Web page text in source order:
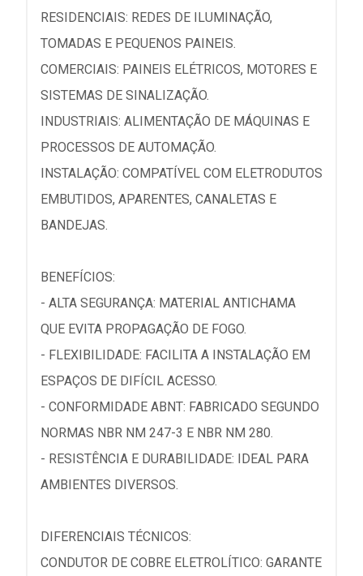
RESIDENCIAIS: REDES DE ILUMINAÇÃO,
TOMADAS E PEQUENOS PAINEIS.
COMERCIAIS: PAINEIS ELÉTRICOS, MOTORES E
SISTEMAS DE SINALIZAÇÃO.
INDUSTRIAIS: ALIMENTAÇÃO DE MÁQUINAS E
PROCESSOS DE AUTOMAÇÃO.
INSTALAÇÃO: COMPATÍVEL COM ELETRODUTOS
EMBUTIDOS, APARENTES, CANALETAS E
BANDEJAS.
BENEFÍCIOS:
- ALTA SEGURANÇA: MATERIAL ANTICHAMA
QUE EVITA PROPAGAÇÃO DE FOGO.
- FLEXIBILIDADE: FACILITA A INSTALAÇÃO EM
ESPAÇOS DE DIFÍCIL ACESSO.
- CONFORMIDADE ABNT: FABRICADO SEGUNDO
NORMAS NBR NM 247-3 E NBR NM 280.
- RESISTÊNCIA E DURABILIDADE: IDEAL PARA
AMBIENTES DIVERSOS.
DIFERENCIAIS TÉCNICOS:
CONDUTOR DE COBRE ELETROLÍTICO: GARANTE